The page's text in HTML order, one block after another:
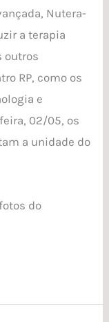
Nutera-
a terapia
outros
RP, como os
e
02/05, os
a unidade do
do